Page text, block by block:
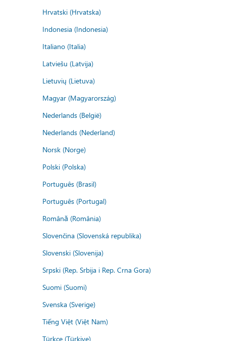
Hrvatski (Hrvatska)
Indonesia (Indonesia)
Italiano (Italia)
Latviešu (Latvija)
Lietuvių (Lietuva)
Magyar (Magyarország)
Nederlands (België)
Nederlands (Nederland)
Norsk (Norge)
Polski (Polska)
Português (Brasil)
Português (Portugal)
Română (România)
Slovenčina (Slovenská republika)
Slovenski (Slovenija)
Srpski (Rep. Srbija i Rep. Crna Gora)
Suomi (Suomi)
Svenska (Sverige)
Tiếng Việt (Việt Nam)
Türkçe (Türkiye)